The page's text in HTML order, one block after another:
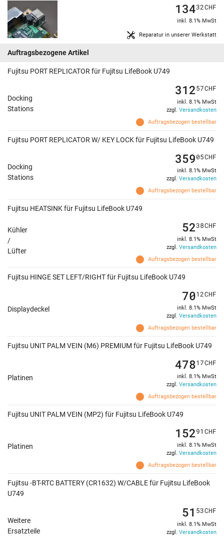
Reparatur in unserer Werkstatt
13432CHF
inkl. 8.1% MwSt
Auftragsbezogene Artikel
Fujitsu PORT REPLICATOR für Fujitsu LifeBook U749
Docking
Stations
Auftragsbezogen bestellbar
31257CHF
inkl. 8.1% MwSt
zzgl. Versandkosten
Fujitsu PORT REPLICATOR W/ KEY LOCK für Fujitsu LifeBook U749
Docking
Stations
Auftragsbezogen bestellbar
35905CHF
inkl. 8.1% MwSt
zzgl. Versandkosten
Fujitsu HEATSINK für Fujitsu LifeBook U749
Kühler
/
Lüfter
Auftragsbezogen bestellbar
5238CHF
inkl. 8.1% MwSt
zzgl. Versandkosten
Fujitsu HINGE SET LEFT/RIGHT für Fujitsu LifeBook U749
Displaydeckel
Auftragsbezogen bestellbar
7012CHF
inkl. 8.1% MwSt
zzgl. Versandkosten
Fujitsu UNIT PALM VEIN (M6) PREMIUM für Fujitsu LifeBook U749
Platinen
Auftragsbezogen bestellbar
47817CHF
inkl. 8.1% MwSt
zzgl. Versandkosten
Fujitsu UNIT PALM VEIN (MP2) für Fujitsu LifeBook U749
Platinen
Auftragsbezogen bestellbar
15291 CHF
inkl. 8.1% MwSt
zzgl. Versandkosten
Fujitsu -BT-RTC BATTERY (CR1632) W/CABLE für Fujitsu LifeBook
U749
Weitere
Ersatzteile
51 53CHF
inkl. 8.1% MwSt
zzgl. Versandkosten